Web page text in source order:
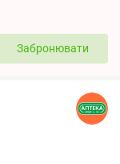
Забронювати